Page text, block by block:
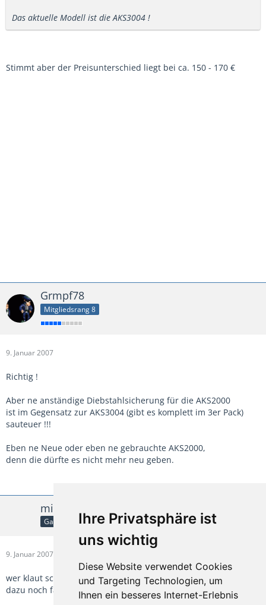
Ihre Privatsphäre ist
uns wichtig
Diese Website verwendet Cookies
und Targeting Technologien, um
Ihnen ein besseres Internet-Erlebnis
Das aktuelle Modell ist die AKS3004 !
Stimmt aber der Preisunterschied liegt bei ca. 150 - 170 €
Grmpf78
Mitgliedsrang 8
9. Januar 2007
Richtig !
Aber ne anständige Diebstahlsicherung für die AKS2000
ist im Gegensatz zur AKS3004 (gibt es komplett im 3er Pack)
sauteuer !!!
Eben ne Neue oder eben ne gebrauchte AKS2000,
denn die dürfte es nicht mehr neu geben.
micudo
Gast
9. Januar 2007
wer klaut schon ein solches monster von wohnwagen
dazu noch fast 25 jahre alt